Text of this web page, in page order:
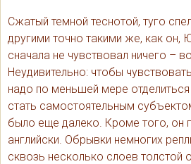
Сжатый темной теснотой, туго
другими точно такими же, как он,
сначала не чувствовал ничего –
Неудивительно: чтобы
надо по меньшей мере
стать самостоятельным
было еще далеко. Кроме того, он
английски. Обрывки немногих
сквозь несколько слоев толстой